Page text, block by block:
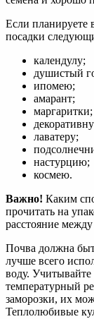
Если планируете
посадки
календулу;
душистый
ипомею;
амарант;
маргаритки;
лаватеру;
настурцию;
космею.
Важно! Каким
прочитать на
расстояние
Почва должна
лучше всего
воду. Учитывайте
температурный
заморозки, их
Теплолюбивые